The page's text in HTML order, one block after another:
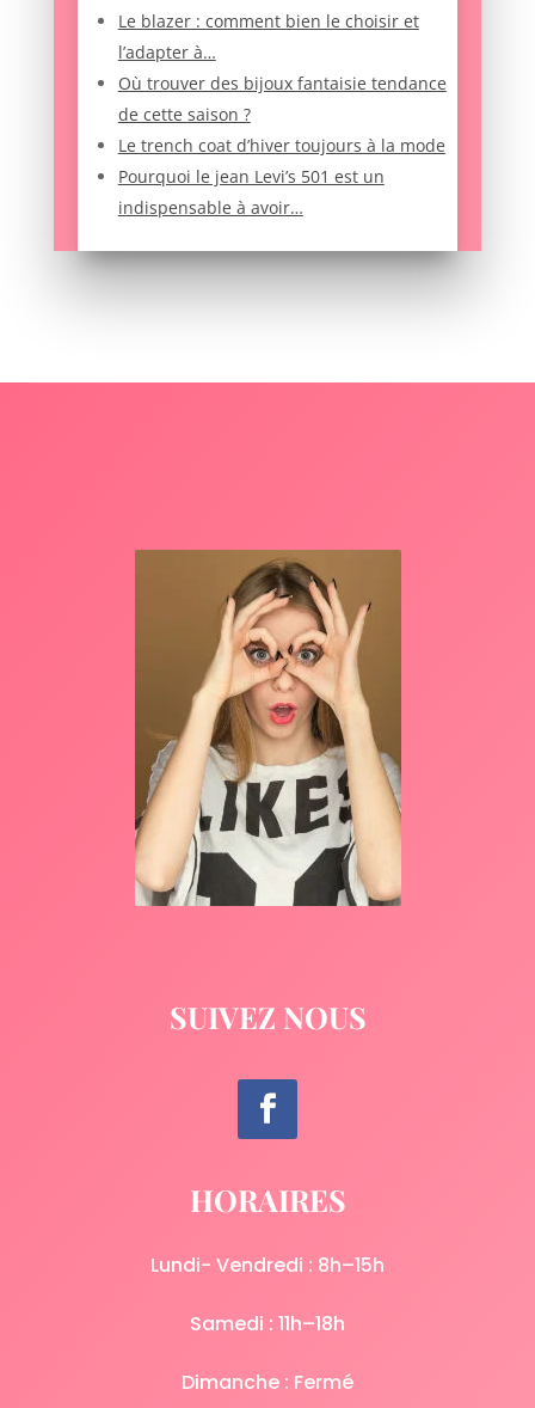
Le blazer : comment bien le choisir et
l’adapter à…
Où trouver des bijoux fantaisie tendance
de cette saison ?
Le trench coat d’hiver toujours à la mode
Pourquoi le jean Levi’s 501 est un
indispensable à avoir…
SUIVEZ NOUS
HORAIRES
Lundi- Vendredi : 8h–15h
Samedi : 11h–18h
Dimanche : Fermé